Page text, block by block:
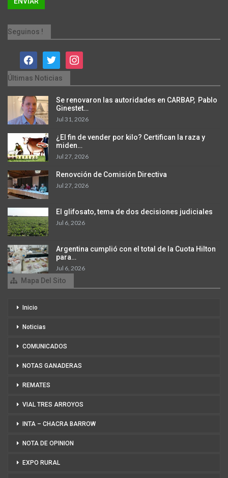
Seguinos !
facebooktwitter instagram
Últimas Noticias
Se renovaron las autoridades en CARBAP, Pablo
Ginestet…
Jul 31, 2026
¿El fin de vender por kilo? Certifican la raza y
miden…
Jul 27, 2026
Renovción de Comisión Directiva
Jul 27, 2026
El glifosato, tema de dos decisiones judiciales
Jul 6, 2026
Argentina cumplió con el total de la Cuota Hilton
para…
Jul 6, 2026
Mapa Del Sito
Inicio
Noticias
COMUNICADOS
NOTAS GANADERAS
REMATES
VIAL TRES ARROYOS
INTA – CHACRA BARROW
NOTA DE OPINION
EXPO RURAL